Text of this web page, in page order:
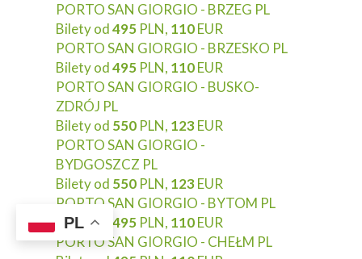
PL
PORTO SAN GIORGIO - BRZEG PL
Bilety od495 PLN, 110EUR
PORTO SAN GIORGIO - BRZESKO PL
Bilety od495 PLN, 110EUR
PORTO SAN GIORGIO - BUSKO-
ZDRÓJ PL
Bilety od 550 PLN, 123EUR
PORTO SAN GIORGIO -
BYDGOSZCZ PL
Bilety od 550 PLN, 123EUR
PORTO SAN GIORGIO - BYTOM PL
Bilety od 495 PLN, 110EUR
PORTO SAN GIORGIO - CHEŁM PL